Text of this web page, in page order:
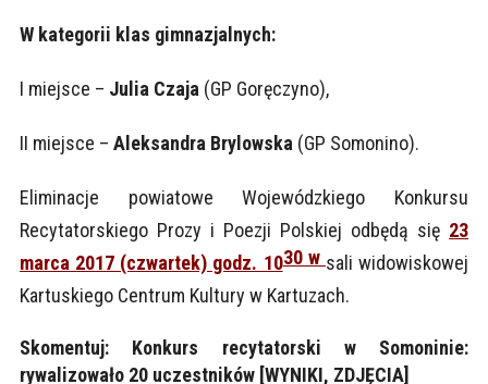
W kategorii klas gimnazjalnych:
I miejsce – Julia Czaja(GP Goręczyno),
II miejsce – Aleksandra Brylowska(GP Somonino).
Eliminacje powiatowe Wojewódzkiego Konkursu
Recytatorskiego Prozy i Poezji Polskiej odbędą się 23
marca 2017 (czwartek) godz. 1030 w sali widowiskowej
Kartuskiego Centrum Kultury w Kartuzach.
Skomentuj: Konkurs recytatorski w Somoninie:
rywalizowało 20 uczestników [WYNIKI, ZDJĘCIA]